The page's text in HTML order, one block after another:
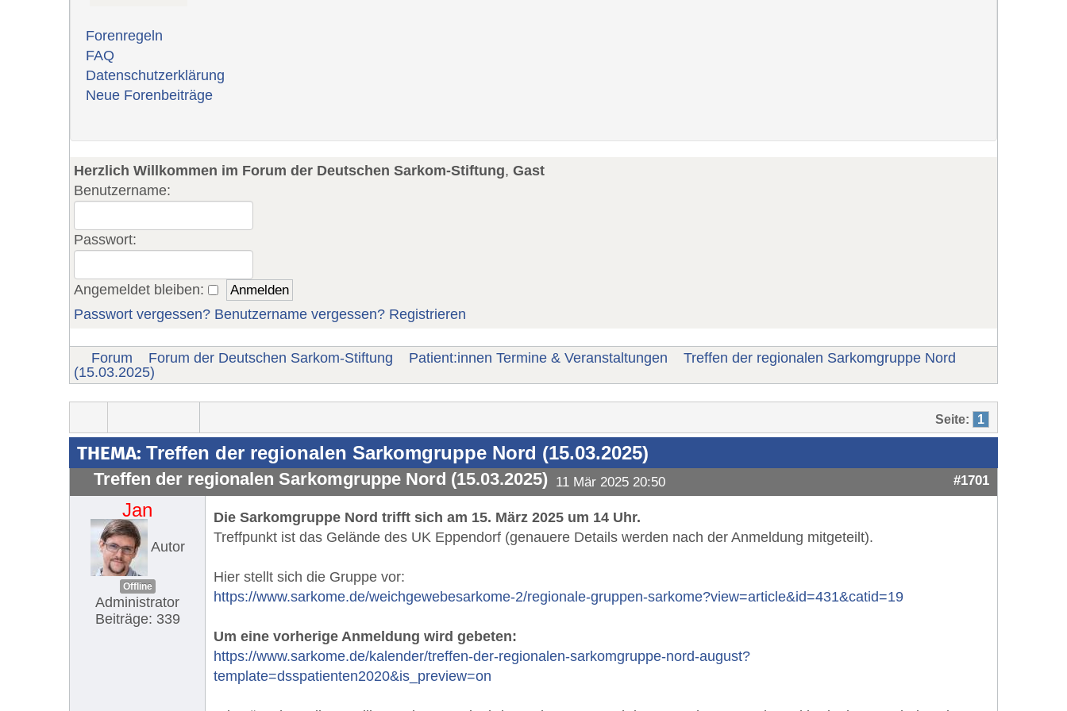
Forenregeln
FAQ
Datenschutzerklärung
Neue Forenbeiträge
Herzlich Willkommen im Forum der Deutschen Sarkom-Stiftung, Gast
Benutzername:
Passwort:
Angemeldet bleiben:
Passwort vergessen? Benutzername vergessen? Registrieren
Forum Forum der Deutschen Sarkom-Stiftung Patient:innen Termine & Veranstaltungen
Treffen der regionalen Sarkomgruppe Nord
(15.03.2025)
Seite: 1
THEMA: Treffen der regionalen Sarkomgruppe Nord (15.03.2025)
Treffen der regionalen Sarkomgruppe Nord (15.03.2025) 11 Mär 2025 20:50 #1701
Jan
Autor
Offline
Administrator
Beiträge: 339
Die Sarkomgruppe Nord trifft sich am 15. März 2025 um 14 Uhr.
Treffpunkt ist das Gelände des UK Eppendorf (genauere Details werden nach der Anmeldung mitgeteilt).
Hier stellt sich die Gruppe vor:
https://www.sarkome.de/weichgewebesarkome-2/regionale-gruppen-sarkome?view=article&id=431&catid=19
Um eine vorherige Anmeldung wird gebeten:
https://www.sarkome.de/kalender/treffen-der-regionalen-sarkomgruppe-nord-august?
template=dsspatienten2020&is_preview=on